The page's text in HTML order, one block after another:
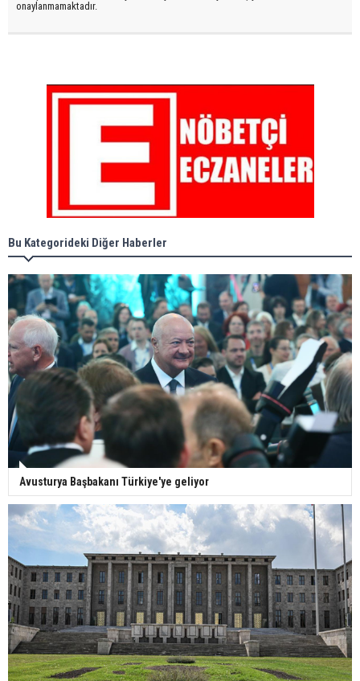
onaylanmamaktadır.
Bu Kategorideki Diğer Haberler
Avusturya Başbakanı Türkiye'ye geliyor